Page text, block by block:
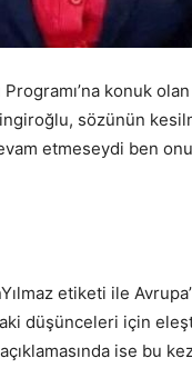
konuk
sözünün
etmeseydi ben
etiketi ile
düşünceleri için
ise bu